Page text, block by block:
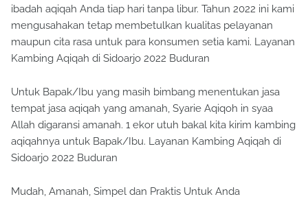
ibadah aqiqah Anda tiap hari tanpa libur. Tahun 2022 ini kami
mengusahakan tetap membetulkan kualitas pelayanan
maupun cita rasa untuk para konsumen setia kami. Layanan
Kambing Aqiqah di Sidoarjo 2022 Buduran
Untuk Bapak/Ibu yang masih bimbang menentukan jasa
tempat jasa aqiqah yang amanah, Syarie Aqiqoh in syaa
Allah digaransi amanah. 1 ekor utuh bakal kita kirim kambing
aqiqahnya untuk Bapak/Ibu. Layanan Kambing Aqiqah di
Sidoarjo 2022 Buduran
Mudah, Amanah, Simpel dan Praktis Untuk Anda